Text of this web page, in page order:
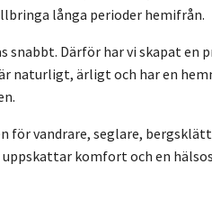
långa perioder hemifrån.
snabbt. Därför har vi skapat en
ärligt och har en
för vandrare, seglare,
komfort och en